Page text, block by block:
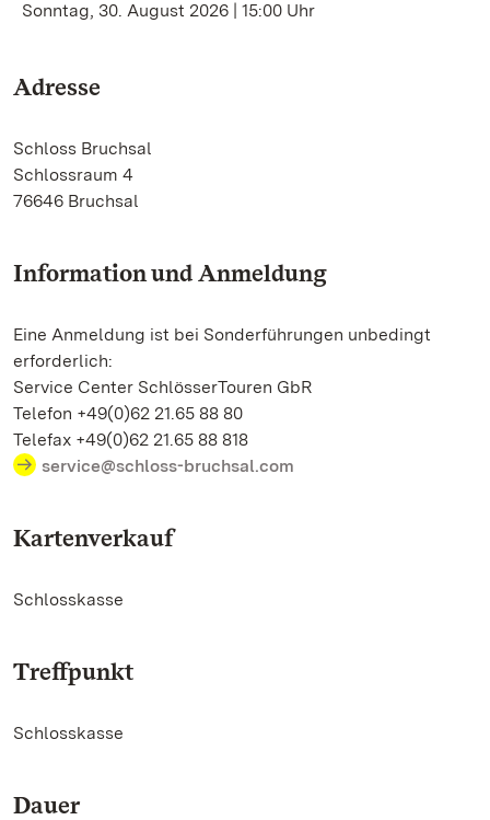
Sonntag, 30. August 2026 | 15:00 Uhr
Adresse
Schloss Bruchsal
Schlossraum 4
76646 Bruchsal
Information und Anmeldung
Eine Anmeldung ist bei Sonderführungen unbedingt
erforderlich:
Service Center SchlösserTouren GbR
Telefon +49(0)62 21.65 88 80
Telefax +49(0)62 21.65 88 818
service@schloss-bruchsal.com
Kartenverkauf
Schlosskasse
Treffpunkt
Schlosskasse
Dauer